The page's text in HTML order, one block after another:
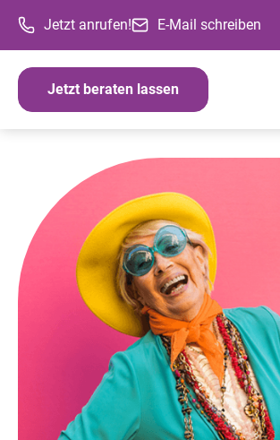
Jetzt anrufen! E-Mail schreiben
Jetzt beraten lassen